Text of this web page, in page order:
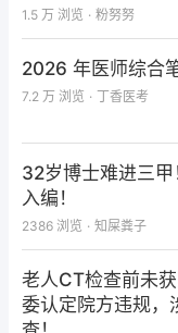
图2-2：例二乙状
1.5 万 浏览 · 粉努努
2026 年医师综合
7.2 万 浏览 · 丁香医考
32岁博士难进三
入编！
2386 浏览 · 知屎粪子
老人CT检查前未
委认定院方违规，